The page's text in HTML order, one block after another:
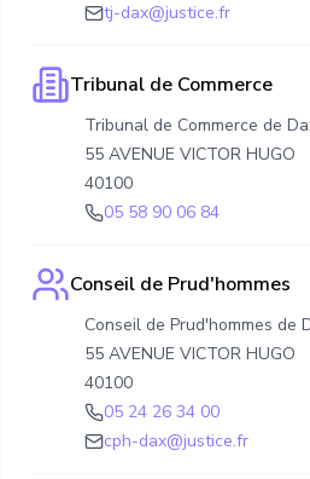
tj-dax@justice.fr
Tribunal de Commerce
Tribunal de Commerce de
55 AVENUE VICTOR HUGO
40100
05 58 90 06 84
Conseil de Prud'hommes
Conseil de Prud'hommes de
55 AVENUE VICTOR HUGO
40100
05 24 26 34 00
cph-dax@justice.fr